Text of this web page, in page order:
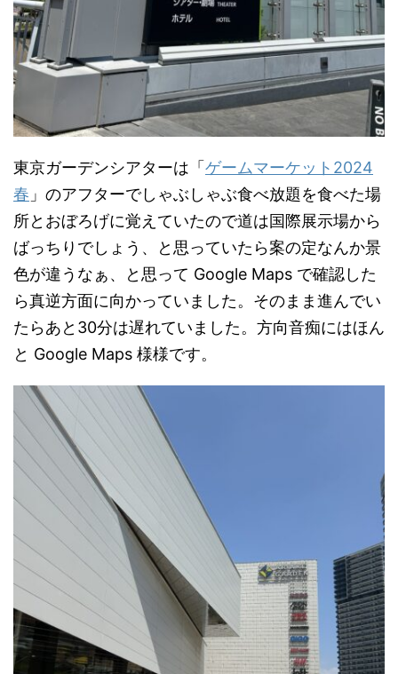
東京ガーデンシアターは「 ゲームマーケット2024
春 」のアフターでしゃぶしゃぶ食べ放題を食べた場
所とおぼろげに覚えていたので道は国際展示場から
ばっちりでしょう、と思っていたら案の定なんか景
色が違うなぁ、と思って Google Maps で確認した
ら真逆方面に向かっていました。そのまま進んでい
たらあと30分は遅れていました。方向音痴にはほん
と Google Maps 様様です。